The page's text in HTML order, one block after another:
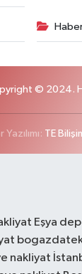
© 2024.
TE
Eşya
nakliyat